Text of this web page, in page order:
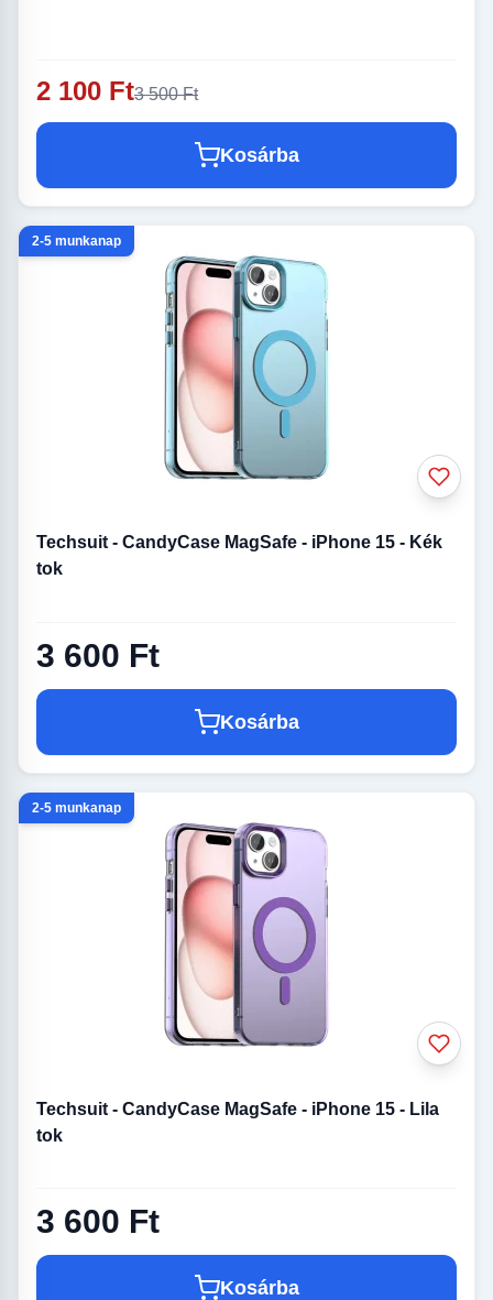
2 100 Ft3 500 Ft
Kosárba
2-5 munkanap
Techsuit - CandyCase MagSafe - iPhone 15 - Kék
tok
3 600 Ft
Kosárba
2-5 munkanap
Techsuit - CandyCase MagSafe - iPhone 15 - Lila
tok
3 600 Ft
Kosárba